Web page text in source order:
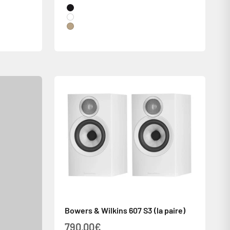
Couleur
Noir Laqué
White
Chêne
Bowers & Wilkins 607 S3 (la paire)
Prix de vente
790,00€